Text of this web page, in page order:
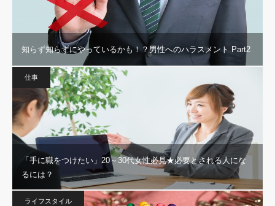
知らず知らずにやっているかも！？男性へのハラスメント Part2
仕事
「手に職をつけたい」20～30代女性必見★必要とされる人にな
るには？
ライフスタイル